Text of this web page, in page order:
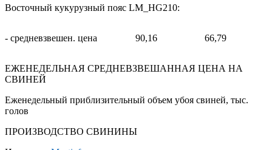
Восточный кукурузный пояс LM_HG210:
- средневзвешен. цена 90,16 66,79
ЕЖЕНЕДЕЛЬНАЯ СРЕДНЕВЗВЕШАННАЯ ЦЕНА НА
СВИНЕЙ
Еженедельный приблизительный объем убоя свиней, тыс.
голов
ПРОИЗВОДСТВО СВИНИНЫ